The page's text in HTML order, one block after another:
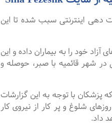
دهی اینترنتی سبب شده تا این
خود را به بیماران داده و این
شهر قائمیه با صبر، حوصله و
با توجه به این گزارشات
شلوغ و پر کار از نیروی کار
داد.